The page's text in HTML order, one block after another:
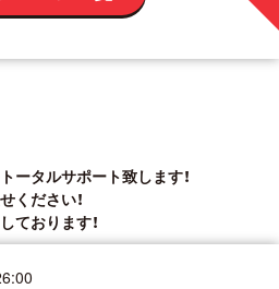
ータルサポート致します！
ください！
ております！